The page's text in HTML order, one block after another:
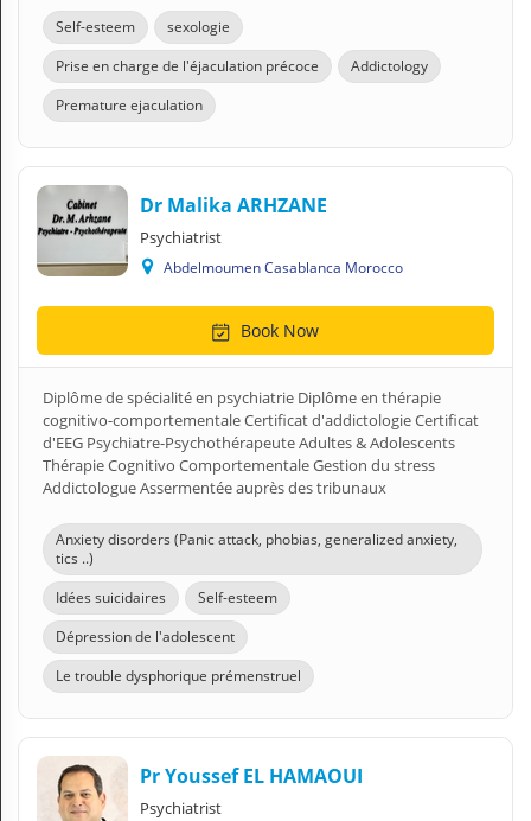
Self-esteem
sexologie
Prise en charge de l'éjaculation précoce
Addictology
Premature ejaculation
Dr Malika ARHZANE
Psychiatrist
Abdelmoumen Casablanca Morocco
Book Now
Diplôme de spécialité en psychiatrie Diplôme en thérapie
cognitivo-comportementale Certificat d'addictologie Certificat
d'EEG Psychiatre-Psychothérapeute Adultes & Adolescents
Thérapie Cognitivo Comportementale Gestion du stress
Addictologue Assermentée auprès des tribunaux
Anxiety disorders (Panic attack, phobias, generalized anxiety,
tics ..)
Idées suicidaires
Self-esteem
Dépression de l'adolescent
Le trouble dysphorique prémenstruel
Pr Youssef EL HAMAOUI
Psychiatrist